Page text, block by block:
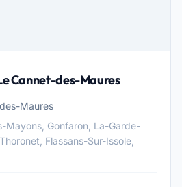
Cannet-des-Maures
Maures
Mayons, Gonfaron, La-Garde-
Flassans-Sur-Issole,